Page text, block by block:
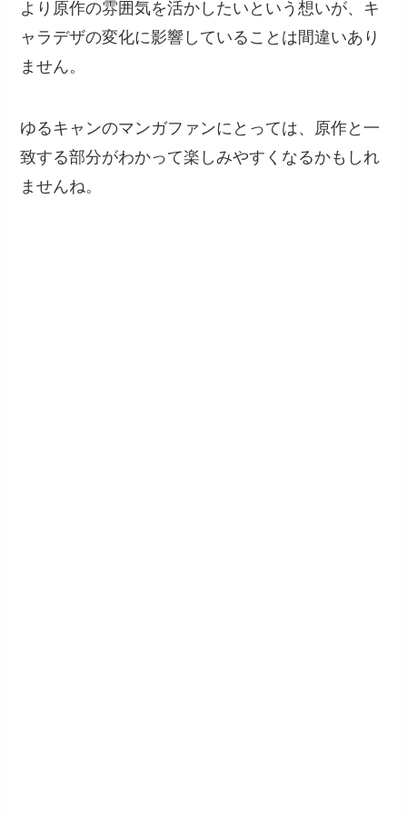
より原作の雰囲気を活かしたいという想いが、キ
ャラデザの変化に影響していることは間違いあり
ません。
ゆるキャンのマンガファンにとっては、原作と一
致する部分がわかって楽しみやすくなるかもしれ
ませんね。